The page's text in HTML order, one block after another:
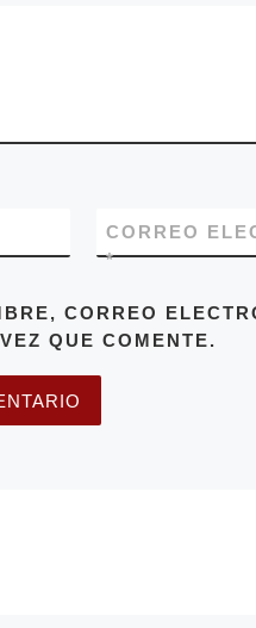
CORREO
*
CORREO
QUE COMENTE.